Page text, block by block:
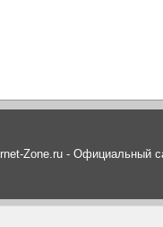
Zone.ru - Официальный